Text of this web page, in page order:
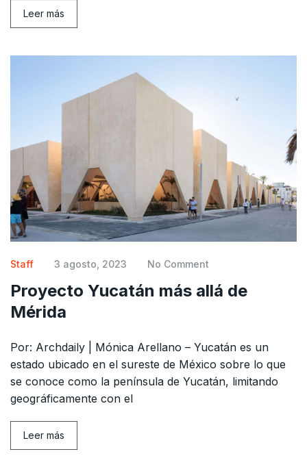
Leer más
Staff 3 agosto, 2023 No Comment
Proyecto Yucatán más allá de
Mérida
Por: Archdaily | Mónica Arellano – Yucatán es un
estado ubicado en el sureste de México sobre lo que
se conoce como la península de Yucatán, limitando
geográficamente con el
Leer más